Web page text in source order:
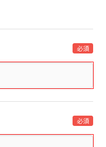
必須
必須